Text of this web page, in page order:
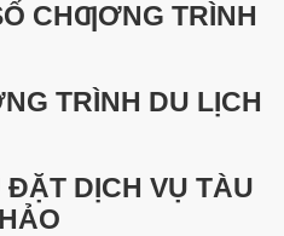
CHƢƠNG TRÌNH
TRÌNH DU LỊCH
DỊCH VỤ TÀU